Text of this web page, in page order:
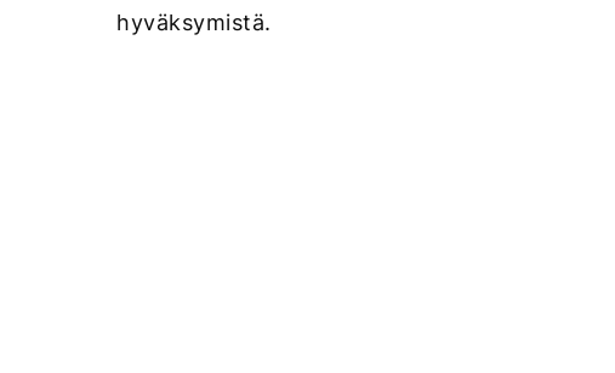
hyväksymistä.